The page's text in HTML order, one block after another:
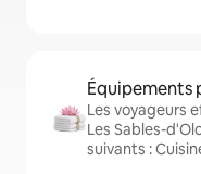
Équipements
Les voyageurs
Les Sables-
suivants :